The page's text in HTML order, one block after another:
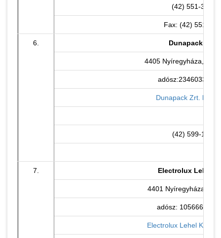
(42) 551-325
Fax: (42) 551-321
6. Dunapack Zrt.
4405 Nyíregyháza,
adósz:23460333-2-
Dunapack Zrt.
(42) 599-116
7. Electrolux Lehel
4401 Nyíregyháza
adósz: 10566680-
Electrolux Lehel Kft.